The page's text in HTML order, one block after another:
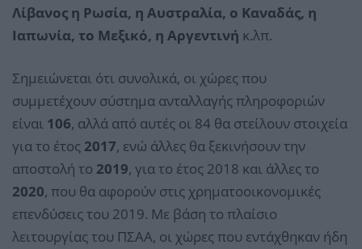
Λίβανος η Ρωσία, η Αυστραλία, ο Καναδάς, η
Ιαπωνία, το Μεξικό, η Αργεντινή κ.λπ.
Σημειώνεται ότι συνολικά, οι χώρες που
συμμετέχουν σύστημα ανταλλαγής πληροφοριών
είναι 106, αλλά από αυτές οι 84 θα στείλουν στοιχεία
για το έτος 2017, ενώ άλλες θα ξεκινήσουν την
αποστολή το 2019, για το έτος 2018 και άλλες το
2020, που θα αφορούν στις χρηματοοικονομικές
επενδύσεις του 2019. Με βάση το πλαίσιο
λειτουργίας του ΠΣΑΑ, οι χώρες που εντάχθηκαν ήδη